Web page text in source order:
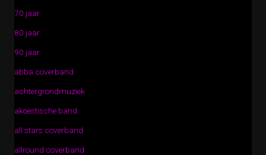
70 jaar
80 jaar
90 jaar
abba coverband
achtergrondmuziek
akoestische band
all stars coverband
allround coverband